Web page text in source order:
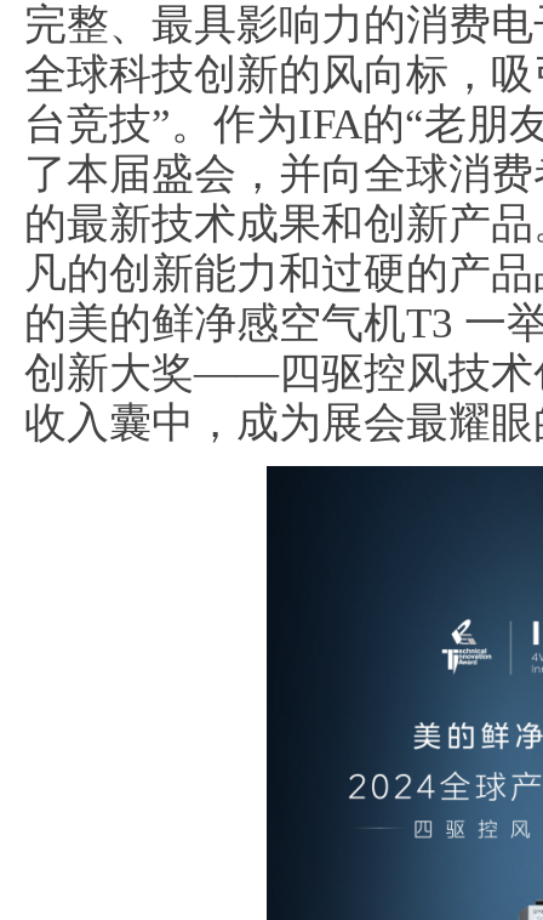
完整、最具影响力的消费
全球科技创新的风向标，
台竞技”。作为IFA的“老朋
了本届盛会，并向全球消
的最新技术成果和创新产
凡的创新能力和过硬的产
的美的鲜净感空气机T3 一
创新大奖——四驱控风技术
收入囊中，成为展会最耀